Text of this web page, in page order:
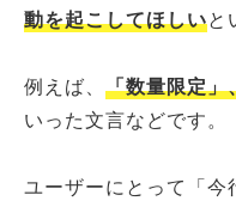
動を起こしてほしいと
例えば、 「数量限定」
いった文言などです。
ユーザーにとって「今